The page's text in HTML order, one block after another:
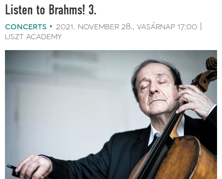
Listen to Brahms! 3.
concerts 2021. november 28. vasárnap 17:00
liszt academy